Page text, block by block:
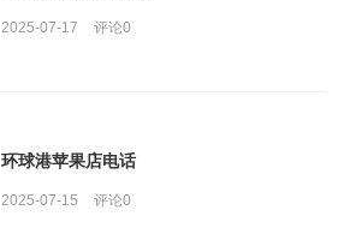
2025-07-17 评论0
环球港苹果店电话
2025-07-15 评论0